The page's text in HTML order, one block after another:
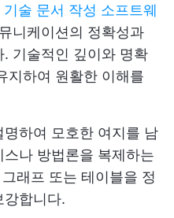
기술 문서 작성 소프트웨
니케이션의 정확성과
기술적인 깊이와 명확
지하여 원활한 이해를
하여 모호한 여지를 남
나 방법론을 복제하는
래프 또는 테이블을 정
강합니다.